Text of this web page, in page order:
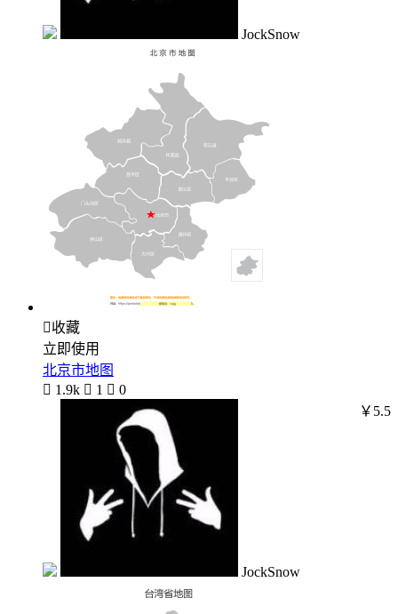
JockSnow
收藏
立即使用
北京市地图
 1.9k  1  0
JockSnow
￥5.5